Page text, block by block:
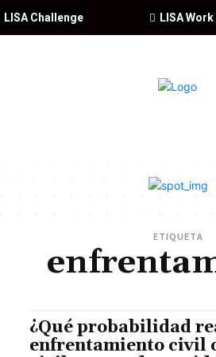
LISA Work
LISA Challenge
ETIQUETA
¿Qué probabilidad
enfrentamiento civil